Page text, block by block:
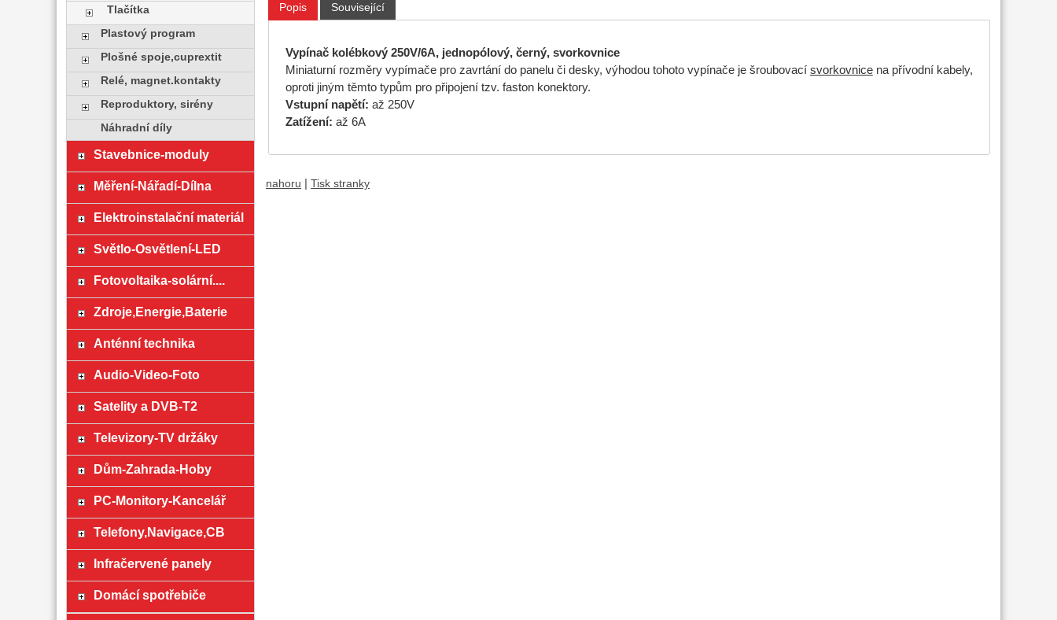
Popis Související
Vypínač kolébkový 250V/6A, jednopólový, černý, svorkovnice
Miniaturní rozměry vypímače pro zavrtání do panelu či desky, výhodou tohoto vypínače je šroubovací svorkovnicena přívodní kabely,
oproti jiným těmto typům pro připojení tzv. faston konektory.
Vstupní napětí: až 250V
Zatížení: až 6A
nahoru Tisk stranky
Tlačítka
Plastový program
Plošné spoje,cuprextit
Relé, magnet.kontakty
Reproduktory, sirény
Náhradní díly
Stavebnice-moduly
Měření-Nářadí-Dílna
Elektroinstalační materiál
Světlo-Osvětlení-LED
Fotovoltaika-solární....
Zdroje,Energie,Baterie
Anténní technika
Audio-Video-Foto
Satelity a DVB-T2
Televizory-TV držáky
Dům-Zahrada-Hoby
PC-Monitory-Kancelář
Telefony,Navigace,CB
Infračervené panely
Domácí spotřebiče